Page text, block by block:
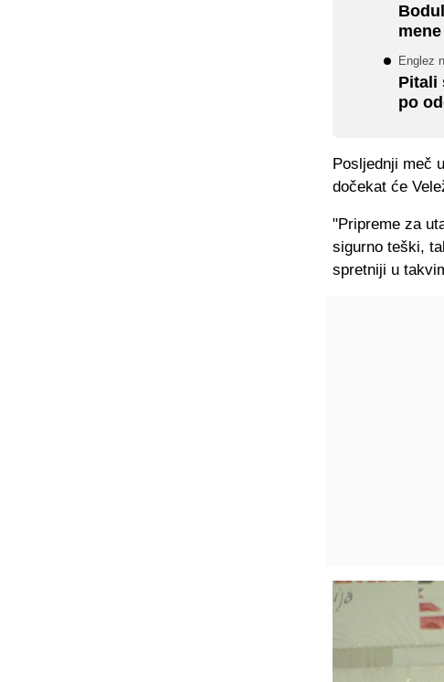
Englez
Pitali
po
Posljednji meč
dočekat će
"Pripreme za
sigurno teški,
spretniji u